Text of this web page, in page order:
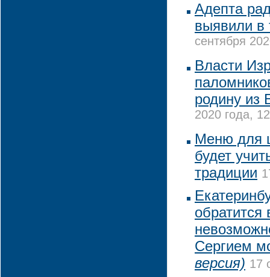
Адепта
выявили в
сентября
Власти
родину из
2020 года,
Меню для
будет
традиции
обратится
Сергием
версия) 17